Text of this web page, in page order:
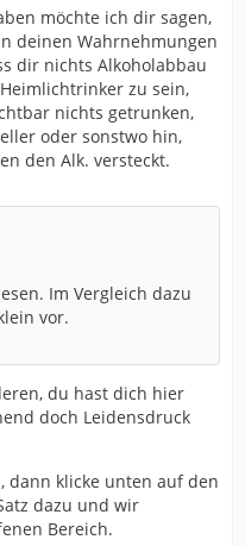
möchte ich dir sagen,
deinen Wahrnehmungen
dir nichts Alkoholabbau
zu sein,
nichts getrunken,
oder sonstwo hin,
den Alk. versteckt.
Im Vergleich dazu
vor.
du hast dich hier
doch Leidensdruck
dann klicke unten auf den
dazu und wir
Bereich.